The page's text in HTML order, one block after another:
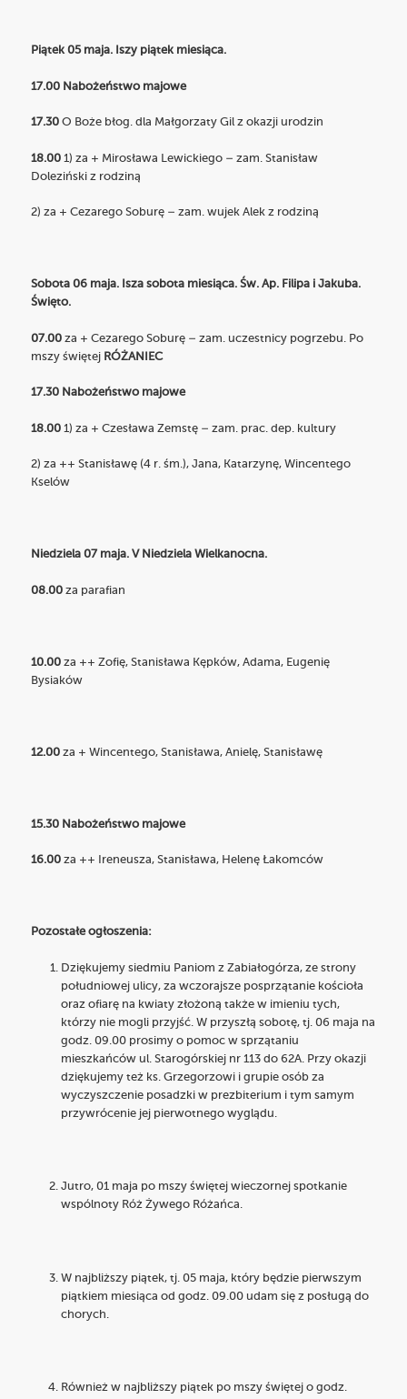
Piątek 05 maja. Iszy piątek miesiąca.
17.00 Nabożeństwo majowe
17.30 O Boże błog. dla Małgorzaty Gil z okazji urodzin
18.00 1) za + Mirosława Lewickiego – zam. Stanisław
Doleziński z rodziną
2) za + Cezarego Soburę – zam. wujek Alek z rodziną
Sobota 06 maja. Isza sobota miesiąca. Św. Ap. Filipa i Jakuba.
Święto.
07.00za + Cezarego Soburę – zam. uczestnicy pogrzebu. Po
mszy świętej RÓŻANIEC
17.30 Nabożeństwo majowe
18.00 1) za + Czesława Zemstę – zam. prac. dep. kultury
2) za ++ Stanisławę (4 r. śm.), Jana, Katarzynę, Wincentego
Kselów
Niedziela 07 maja. V Niedziela Wielkanocna.
08.00za parafian
10.00za ++ Zofię, Stanisława Kępków, Adama, Eugenię
Bysiaków
12.00za + Wincentego, Stanisława, Anielę, Stanisławę
15.30 Nabożeństwo majowe
16.00za ++ Ireneusza, Stanisława, Helenę Łakomców
Pozostałe ogłoszenia:
Dziękujemy siedmiu Paniom z Zabiałogórza, ze strony
południowej ulicy, za wczorajsze posprzątanie kościoła
oraz ofiarę na kwiaty złożoną także w imieniu tych,
którzy nie mogli przyjść. W przyszłą sobotę, tj. 06 maja na
godz. 09.00 prosimy o pomoc w sprzątaniu
mieszkańców ul. Starogórskiej nr 113 do 62A. Przy okazji
dziękujemy też ks. Grzegorzowi i grupie osób za
wyczyszczenie posadzki w prezbiterium i tym samym
przywrócenie jej pierwotnego wyglądu.
Jutro, 01 maja po mszy świętej wieczornej spotkanie
wspólnoty Róż Żywego Różańca.
W najbliższy piątek, tj. 05 maja, który będzie pierwszym
piątkiem miesiąca od godz. 09.00 udam się z posługą do
chorych.
Również w najbliższy piątek po mszy świętej o godz.